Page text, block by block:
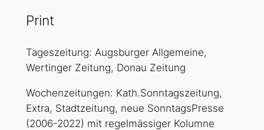
Print
Tageszeitung: Augsburger Allgemeine,
Wertinger Zeitung, Donau Zeitung
Wochenzeitungen: Kath.Sonntagszeitung,
Extra, Stadtzeitung, neue SonntagsPresse
(2006-2022) mit regelmässiger Kolumne